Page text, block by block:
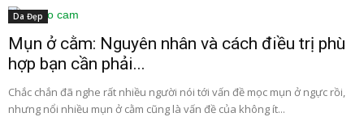
Da Đẹp
Mụn ở cằm: Nguyên nhân và cách điều trị phù
hợp bạn cần phải...
Chắc chắn đã nghe rất nhiều người nói tới vấn đề mọc mụn ở ngực rồi,
nhưng nổi nhiều mụn ở cằm cũng là vấn đề của không ít...